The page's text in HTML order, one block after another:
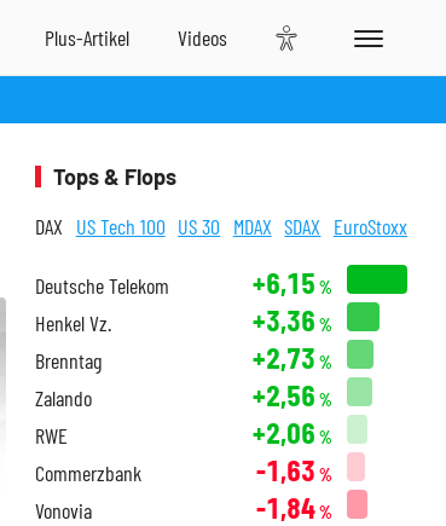
Tops & Flops
DAX US Tech 100 US 30 MDAX SDAX EuroStoxx
Deutsche Telekom +6,15 %
Henkel Vz. +3,36 %
Brenntag +2,73 %
Zalando +2,56 %
RWE +2,06 %
Commerzbank -1,63 %
Vonovia -1,84%